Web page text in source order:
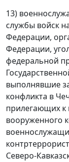
13)
службы войск
Федерации,
Федерации,
федеральной
выполнявшие
конфликта в
прилегающих к
вооруженного
Северо-